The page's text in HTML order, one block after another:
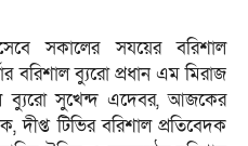
সকালের সযয়ের বরিশাল
বরিশাল ব্যুরো প্রধান এম মিরাজ
ব্যুরো সুখেন্দ এদেবর, আজকের
দীপ্ত টিভির বরিশাল প্রতিবেদক